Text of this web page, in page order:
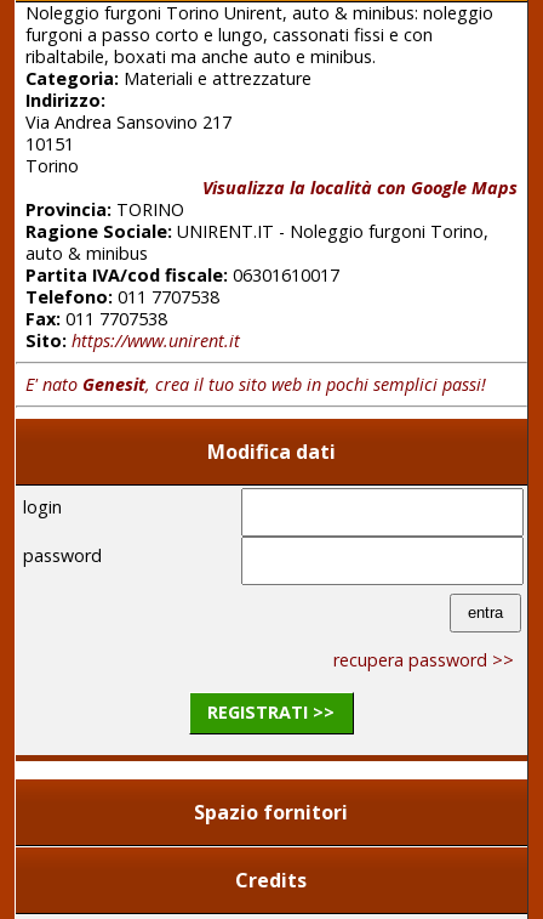
Noleggio furgoni Torino Unirent, auto & minibus: noleggio
furgoni a passo corto e lungo, cassonati fissi e con
ribaltabile, boxati ma anche auto e minibus.
Categoria:Materiali e attrezzature
Indirizzo:
Via Andrea Sansovino 217
10151
Torino
Visualizza la località con Google Maps
Provincia:TORINO
Ragione Sociale:UNIRENT.IT - Noleggio furgoni Torino,
auto & minibus
Partita IVA/cod fiscale:06301610017
Telefono:011 7707538
Fax:011 7707538
Sito: https://www.unirent.it
E' nato Genesit, crea il tuo sito web in pochi semplici passi!
Modifica dati
login
password
recupera password >>
REGISTRATI >>
Spazio fornitori
Credits